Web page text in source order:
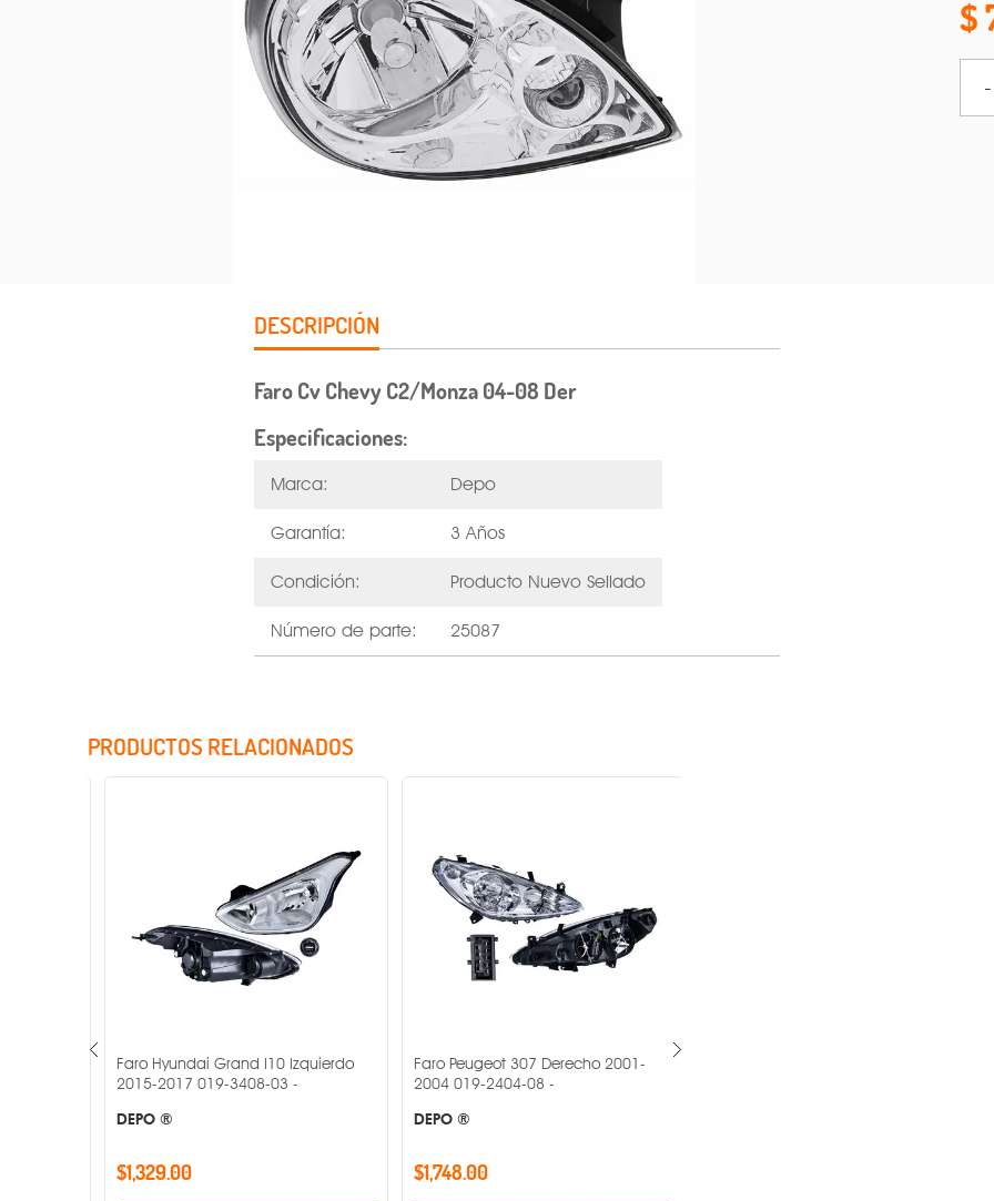
-
DESCRIPCIÓN
Faro Cv Chevy C2/Monza 04-08 Der
Especificaciones:
Marca: Depo
Garantía: 3 Años
Condición: Producto Nuevo Sellado
Número de parte: 25087
PRODUCTOS RELACIONADOS
Faro Hyundai Grand I10 Izquierdo
2015-2017 019-3408-03 -
DEPO ®
$1,329.00
Faro Peugeot 307 Derecho 2001-
2004 019-2404-08 -
DEPO ®
$1,748.00